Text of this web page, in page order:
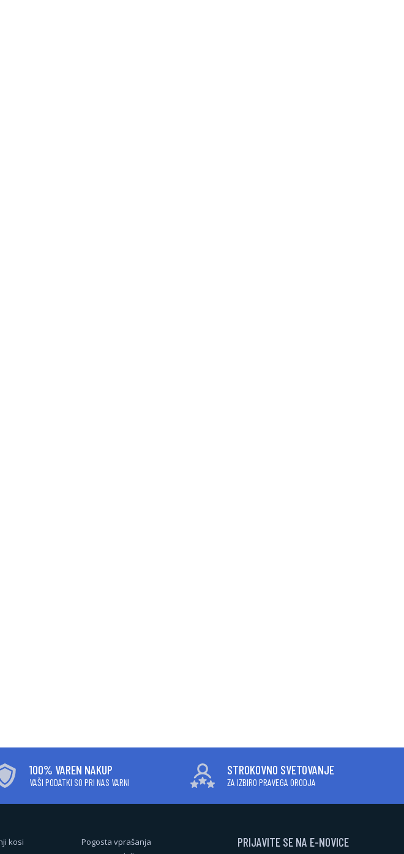
100% VAREN NAKUP
VAŠI PODATKI SO PRI NAS VARNI
STROKOVNO SVETOVANJE
ZA IZBIRO PRAVEGA ORODJA
kosi
Pogosta vprašanja
PRIJAVITE SE NA E-NOVICE